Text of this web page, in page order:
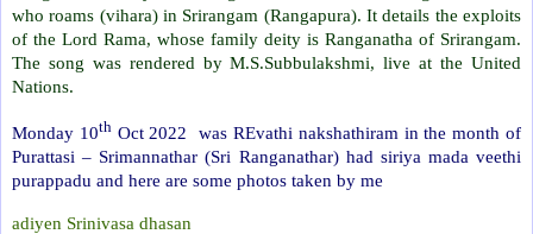
who roams (vihara) in Srirangam (Rangapura). It details the exploits
of the Lord Rama, whose family deity is Ranganatha of Srirangam.
The song was rendered by M.S.Subbulakshmi, live at the United
Nations.
Monday 10thOct 2022 was REvathi nakshathiram in the month of
Purattasi – Srimannathar (Sri Ranganathar) had siriya mada veethi
purappadu and here are some photos taken by me
adiyen Srinivasa dhasan